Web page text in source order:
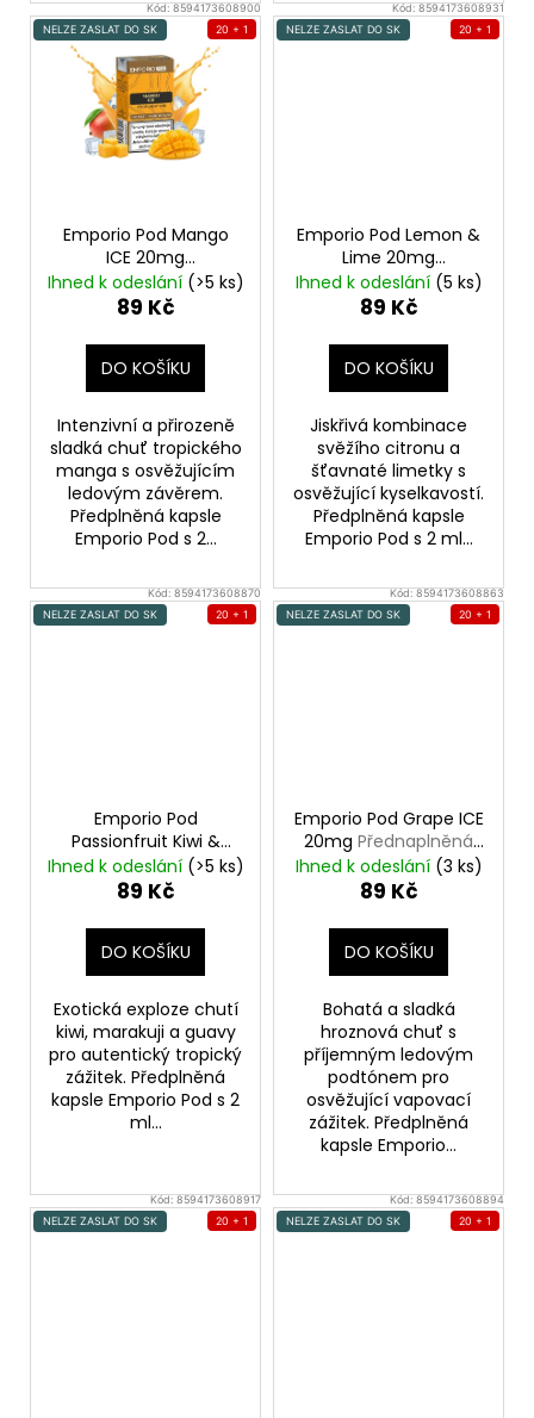
Kód:8594173608900
NELZE ZASLAT DO SK
20 + 1
Emporio Pod Mango
ICE 20mg
Přednaplněná Pod
Cartridge
Ihned k odeslání (>5 ks)
89 Kč
DO KOŠÍKU
Intenzivní a přirozeně
sladká chuť tropického
manga s osvěžujícím
ledovým závěrem.
Předplněná kapsle
Emporio Pod s 2...
Kód:8594173608931
NELZE ZASLAT DO SK
20 + 1
Emporio Pod Lemon &
Lime 20mg
Přednaplněná Pod
Cartridge
Ihned k odeslání (5 ks)
89 Kč
DO KOŠÍKU
Jiskřivá kombinace
svěžího citronu a
šťavnaté limetky s
osvěžující kyselkavostí.
Předplněná kapsle
Emporio Pod s 2 ml...
Kód:8594173608870
NELZE ZASLAT DO SK
20 + 1
Emporio Pod
Passionfruit Kiwi &
Guawa 20mg
Přednaplněná Pod
Ihned k odeslání (>5 ks)
89 Kč
DO KOŠÍKU
Exotická exploze chutí
kiwi, marakuji a guavy
pro autentický tropický
zážitek. Předplněná
kapsle Emporio Pod s 2
ml...
Kód:8594173608863
NELZE ZASLAT DO SK
20 + 1
Emporio Pod Grape ICE
20mg Přednaplněná
Pod Cartridge
Ihned k odeslání (3 ks)
89 Kč
DO KOŠÍKU
Bohatá a sladká
hroznová chuť s
příjemným ledovým
podtónem pro
osvěžující vapovací
zážitek. Předplněná
kapsle Emporio...
Kód:8594173608917
NELZE ZASLAT DO SK
20 + 1
Kód:8594173608894
NELZE ZASLAT DO SK
20 + 1